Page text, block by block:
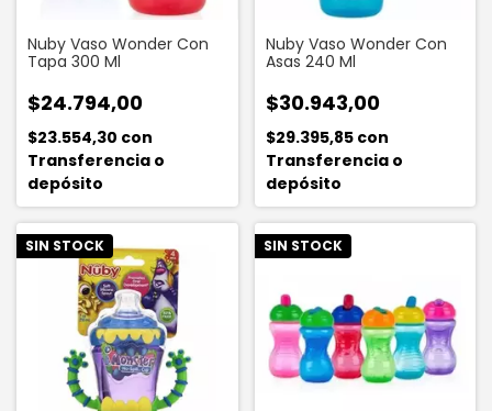
Nuby Vaso Wonder Con
Tapa 300 Ml
$24.794,00
$23.554,30 con
Transferencia o
depósito
Nuby Vaso Wonder Con
Asas 240 Ml
$30.943,00
$29.395,85 con
Transferencia o
depósito
SIN STOCK SIN STOCK